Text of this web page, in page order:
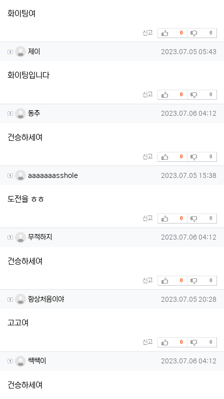
화이팅여
신고 추천
0 비추천
0
제이님의 댓글
제이 작성일
2023.07.05 05:43
화이팅입니다
신고 추천
0 비추천
0
동추님의 댓글
동추 작성일
2023.07.06 04:12
건승하세여
신고 추천
0 비추천
0
aaaaaaasshole님의 댓글
aaaaaaasshole 작성일
2023.07.05 15:38
도전을 ㅎㅎ
신고 추천
0 비추천
0
무적하지님의 댓글
무적하지 작성일
2023.07.06 04:12
건승하세여
신고 추천
0 비추천
0
항상처음이야님의 댓글
항상처음이야 작성일
2023.07.05 20:28
고고여
신고 추천
0 비추천
0
쌕쌕이님의 댓글
쌕쌕이 작성일
2023.07.06 04:12
건승하세여